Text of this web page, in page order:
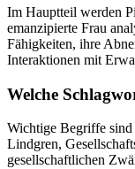
Im Hauptteil werden
emanzipierte Frau
Fähigkeiten, ihre
Interaktionen mit
Welche
Wichtige Begriffe
Lindgren,
gesellschaftlichen